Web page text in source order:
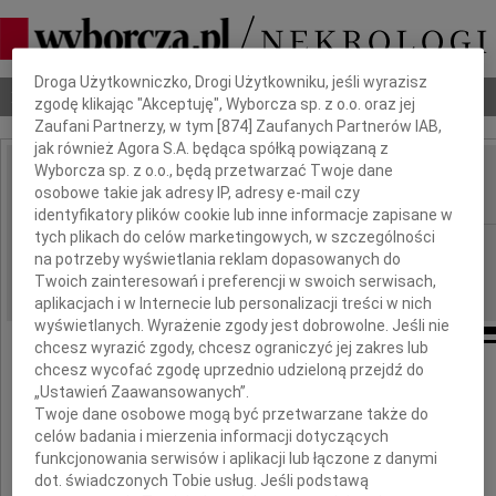
Nekrologi Odeszli Poradnik pogrzebowy
IMIĘ I NAZWISKO: Tomek Kołodziej
REGION: Gdańsk
DATA EMISJI: 09.07.2021
Bądź sprawiedliwy dla innych, Panie,
Dla siebie proszę o zmiłowanie
J. Sztaudynger
Dbamy o Twoją prywatność
Droga Użytkowniczko, Drogi Użytkowniku, jeśli wyrazisz
zgodę klikając "Akceptuję", Wyborcza sp. z o.o. oraz jej
Zaufani Partnerzy, w tym [874 ] Zaufanych Partnerów IAB,
jak również Agora S.A. będąca spółką powiązaną z
Wyborcza sp. z o.o., będą przetwarzać Twoje dane
osobowe takie jak adresy IP, adresy e-mail czy
identyfikatory plików cookie lub inne informacje zapisane w
tych plikach do celów marketingowych, w szczególności
na potrzeby wyświetlania reklam dopasowanych do
Twoich zainteresowań i preferencji w swoich serwisach,
aplikacjach i w Internecie lub personalizacji treści w nich
wyświetlanych. Wyrażenie zgody jest dobrowolne. Jeśli nie
chcesz wyrazić zgody, chcesz ograniczyć jej zakres lub
chcesz wycofać zgodę uprzednio udzieloną przejdź do
„Ustawień Zaawansowanych”.
Twoje dane osobowe mogą być przetwarzane także do
celów badania i mierzenia informacji dotyczących
funkcjonowania serwisów i aplikacji lub łączone z danymi
dot. świadczonych Tobie usług. Jeśli podstawą